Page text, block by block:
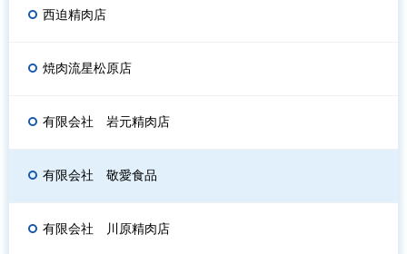
西迫精肉店
焼肉流星松原店
有限会社 岩元精肉店
有限会社 敬愛食品
有限会社 川原精肉店